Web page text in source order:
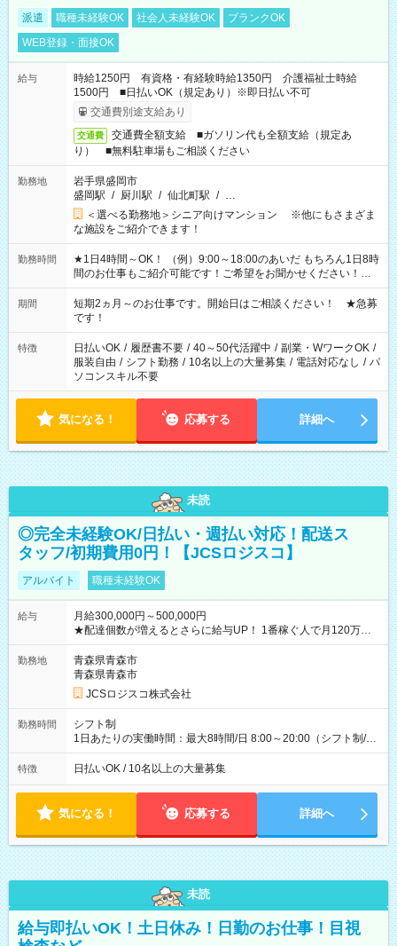
派遣 職種未経験OK 社会人未経験OK
ブランクOK
WEB登録・面接OK
給与
時給1250円 有資格・有経験時給1350円 介護福祉士時給
1500円 ■日払いOK（規定あり）※即日払い不可
交通費別途支給あり
交通費
交通費全額支給 ■ガソリン代も全額支給（規定あ
り） ■無料駐車場もご相談ください
勤務地
岩手県盛岡市
盛岡駅 / 厨川駅 / 仙北町駅 / …
＜選べる勤務地＞シニア向けマンション ※他にもさまざま
な施設をご紹介できます！
勤務時間
★1日4時間～OK！ （例）9:00～18:00のあいだ もちろん1日8時
間のお仕事もご紹介可能です！ご希望をお聞かせください！★
家庭の都合でお休みが必要な場合も遠慮なくご相談ください。
※週最低15時間以上の勤務が必要です
期間
短期2ヵ月～のお仕事です。開始日はご相談ください！ ★急募
です！
特徴 日払いOK / 履歴書不要 / 40～50代活躍中 / 副業・WワークOK /
服装自由 / シフト勤務 / 10名以上の大量募集 / 電話対応なし / パ
ソコンスキル不要
気になる！ 応募する 詳細へ
未読
◎完全未経験OK/日払い・週払い対応！配送ス
タッフ/初期費用0円！【JCSロジスコ】
アルバイト 職種未経験OK
給与
月給300,000円～500,000円
★配達個数が増えるとさらに給与UP！ 1番稼ぐ人で月120万ほ
ど！ ・主要都市エリア 月収55万円／週5日稼働 月収65万~112
万円／週6日稼働 ・地方郊外エリア 月収40万円／週5日稼働 月
収40万円~50万円／週6日稼働 ＜モデルイメージ＞ ■月収50万
円 (27歳男性/江東区在住)※元建築関係 1日150個配達×25日勤務
(日休み) ■月収80万円(43歳男性/墨田区在住)※元営業 1日200個
勤務地
青森県青森市
青森県青森市
JCSロジスコ株式会社
勤務時間
シフト制
1日あたりの実働時間：最大8時間/日 8:00～20:00（シフト制/実
働8時間） ※週5日勤務（場所次第では週4も有り） ※配達状況
によって時間外での勤務可能性有り ※案件により多少の前後あ
特徴 日払いOK / 10名以上の大量募集
気になる！ 応募する 詳細へ
未読
給与即払いOK！土日休み！日勤のお仕事！目視